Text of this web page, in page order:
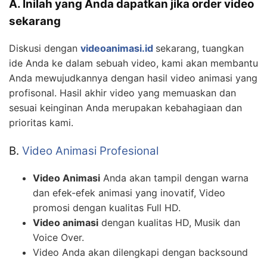
A. Inilah yang Anda dapatkan jika order video
sekarang
Diskusi dengan videoanimasi.id sekarang, tuangkan
ide Anda ke dalam sebuah video, kami akan membantu
Anda mewujudkannya dengan hasil video animasi yang
profisonal. Hasil akhir video yang memuaskan dan
sesuai keinginan Anda merupakan kebahagiaan dan
prioritas kami.
B. Video Animasi Profesional
Video Animasi Anda akan tampil dengan warna
dan efek-efek animasi yang inovatif, Video
promosi dengan kualitas Full HD.
Video animasi dengan kualitas HD, Musik dan
Voice Over.
Video Anda akan dilengkapi dengan backsound